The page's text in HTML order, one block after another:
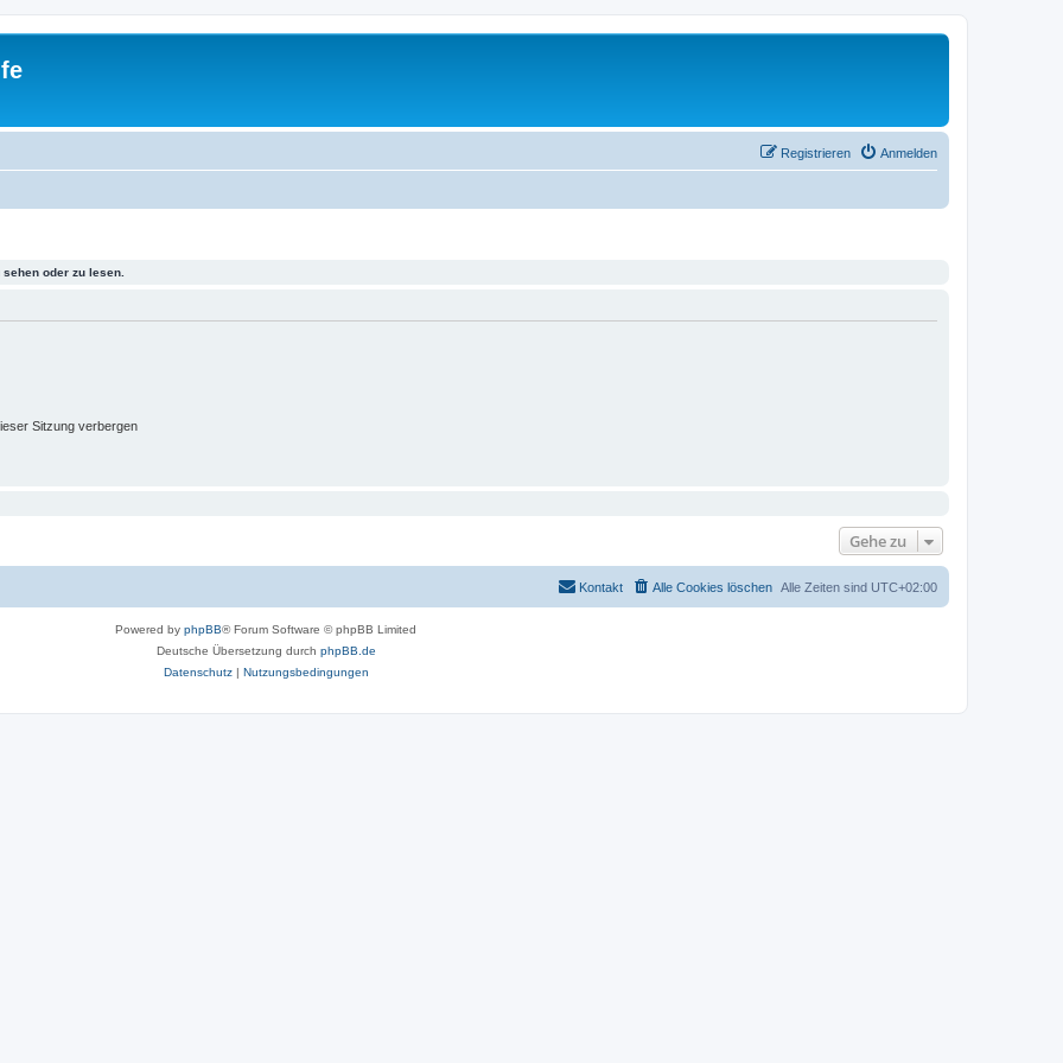
Anmelden
Registrieren
oder zu lesen.
Sitzung verbergen
Gehe zu
Alle Zeiten sind UTC+02:00
Alle Cookies löschen
Kontakt
Powered by phpBB® Forum Software © phpBB Limited
Deutsche Übersetzung durch phpBB.de
Datenschutz| Nutzungsbedingungen